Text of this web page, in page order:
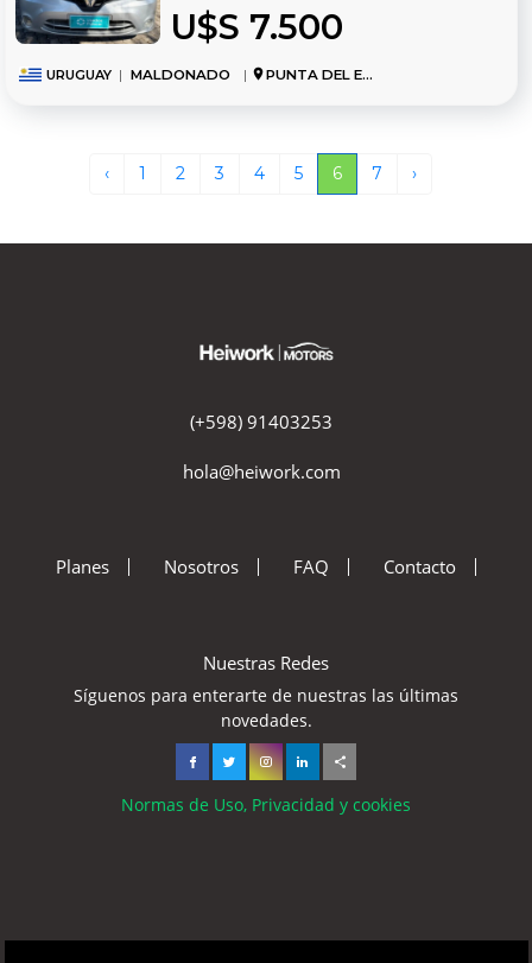
U$S 7.500
URUGUAY | MALDONADO | PUNTA DEL ESTE
‹ 1 2 3 4 5 6 7 ›
(+598) 91403253
hola@heiwork.com
Planes Nosotros FAQ Contacto
Nuestras Redes
Síguenos para enterarte de nuestras las últimas
novedades.
Normas de Uso, Privacidad y cookies